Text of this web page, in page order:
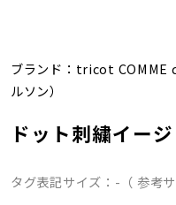
ブランド： tricot COMME
ルソン）
ドット刺繍イー
タグ表記サイズ：-（ 参考サ